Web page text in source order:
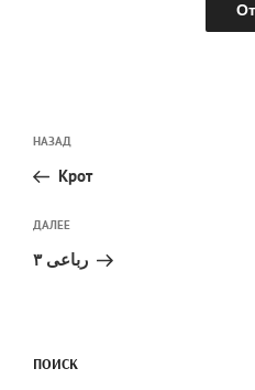
по
записям
Предыдущая
запись:
НАЗАД
Крот
Следующая
запись
ДАЛЕЕ
رباعی ۳
ПОИСК